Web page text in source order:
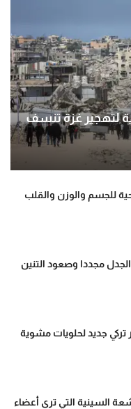
لتهجير غزة تنسف
للجسم والوزن والقلب
الجدل مجددا وصعود التنين
تركي جديد لحلويات مشوية
السينية التي ترى أعضاء